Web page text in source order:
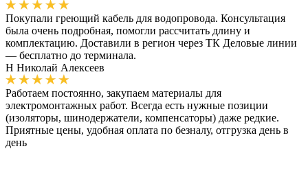
Покупали греющий кабель для водопровода. Консультация
была очень подробная, помогли рассчитать длину и
комплектацию. Доставили в регион через ТК Деловые линии
— бесплатно до терминала.
Н Николай Алексеев
Работаем постоянно, закупаем материалы для
электромонтажных работ. Всегда есть нужные позиции
(изоляторы, шинодержатели, компенсаторы) даже редкие.
Приятные цены, удобная оплата по безналу, отгрузка день в
день